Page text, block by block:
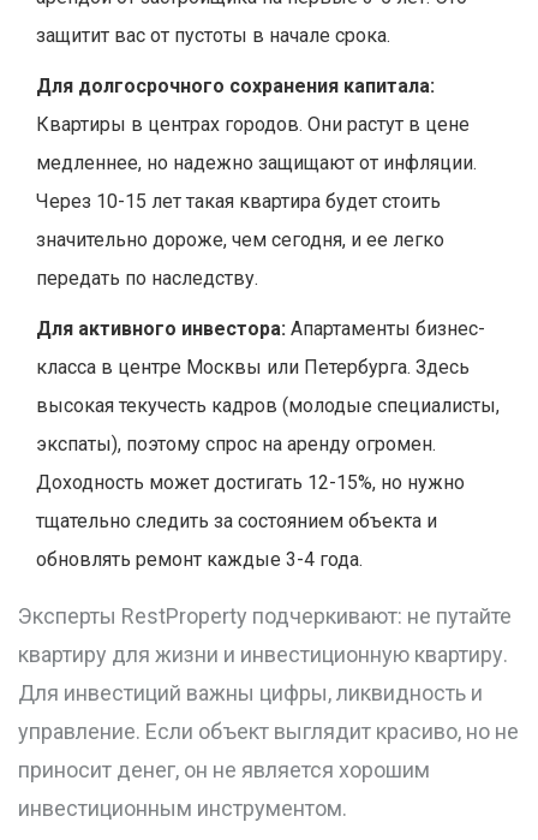
защитит вас от пустоты в начале срока.
Для долгосрочного сохранения капитала:
Квартиры в центрах городов. Они растут в цене
медленнее, но надежно защищают от инфляции.
Через 10-15 лет такая квартира будет стоить
значительно дороже, чем сегодня, и ее легко
передать по наследству.
Для активного инвестора: Апартаменты бизнес-
класса в центре Москвы или Петербурга. Здесь
высокая текучесть кадров (молодые специалисты,
экспаты), поэтому спрос на аренду огромен.
Доходность может достигать 12-15%, но нужно
тщательно следить за состоянием объекта и
обновлять ремонт каждые 3-4 года.
Эксперты RestProperty подчеркивают: не путайте
квартиру для жизни и инвестиционную квартиру.
Для инвестиций важны цифры, ликвидность и
управление. Если объект выглядит красиво, но не
приносит денег, он не является хорошим
инвестиционным инструментом.